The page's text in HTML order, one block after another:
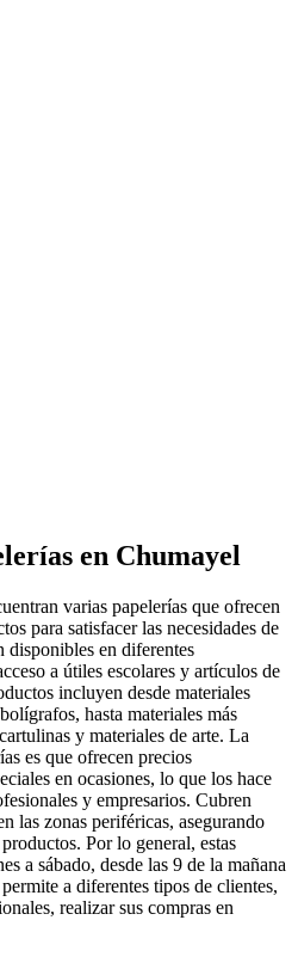
en Chumayel
varias papelerías que ofrecen
para satisfacer las necesidades de
disponibles en diferentes
a útiles escolares y artículos de
incluyen desde materiales
hasta materiales más
y materiales de arte. La
es que ofrecen precios
en ocasiones, lo que los hace
y empresarios. Cubren
las zonas periféricas, asegurando
Por lo general, estas
a sábado, desde las 9 de la mañana
a diferentes tipos de clientes,
realizar sus compras en